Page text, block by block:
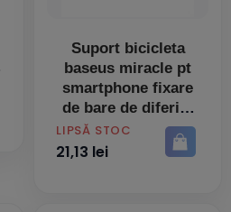
Suport bicicleta
baseus miracle pt
smartphone fixare
de bare de diferite
dimensiuni negru
sumir-by01 -
PRET
LIPSĂ STOC
21,13 lei